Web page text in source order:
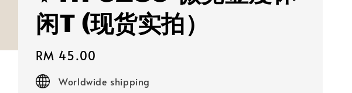
闲T (现货实拍）
Regular
price
RM 45.00
Worldwide shipping